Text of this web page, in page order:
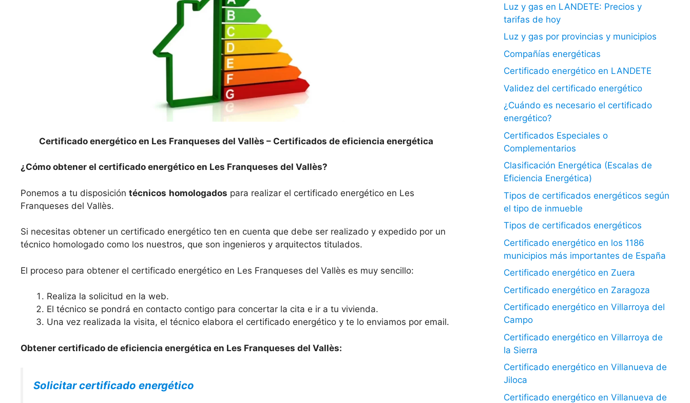
Certificado energético en Les Franqueses del Vallès – Certificados de eficiencia energética
¿Cómo obtener el certificado energético en Les Franqueses del Vallès?
Ponemos a tu disposición técnicos homologados para realizar el certificado energético en Les
Franqueses del Vallès.
Si necesitas obtener un certificado energético ten en cuenta que debe ser realizado y expedido por un
técnico homologado como los nuestros, que son ingenieros y arquitectos titulados.
El proceso para obtener el certificado energético en Les Franqueses del Vallès es muy sencillo:
Realiza la solicitud en la web.
El técnico se pondrá en contacto contigo para concertar la cita e ir a tu vivienda.
Una vez realizada la visita, el técnico elabora el certificado energético y te lo enviamos por email.
Obtener certificado de eficiencia energética en Les Franqueses del Vallès:
Solicitar certificado energético
Luz y gas en LANDETE: Precios y
tarifas de hoy
Luz y gas por provincias y municipios
Compañías energéticas
Certificado energético en LANDETE
Validez del certificado energético
¿Cuándo es necesario el certificado
energético?
Certificados Especiales o
Complementarios
Clasificación Energética (Escalas de
Eficiencia Energética)
Tipos de certificados energéticos según
el tipo de inmueble
Tipos de certificados energéticos
Certificado energético en los 1186
municipios más importantes de España
Certificado energético en Zuera
Certificado energético en Zaragoza
Certificado energético en Villarroya del
Campo
Certificado energético en Villarroya de
la Sierra
Certificado energético en Villanueva de
Jiloca
Certificado energético en Villanueva de